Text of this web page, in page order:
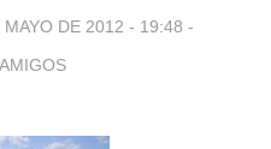
MAYO DE 2012 - 19:48 -